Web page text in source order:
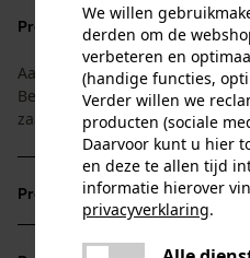
Productomschrijving
Aangepast aan de levensduur
Bespaartip 1+4 bestaat uit 1
zaagkettingen.
Productvoordelen
U ontvangt de uitstekende
We willen
derden om de
verbeteren en
(handige functies,
Verder willen we
producten (sociale
Daarvoor kunt u hier
en deze te allen tijd
informatie hierover
privacyverklaring.